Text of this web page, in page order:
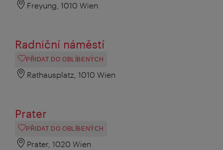
Freyung, 1010 Wien
Radniční náměstí
PŘIDAT DO OBLÍBENÝCH
Rathausplatz, 1010 Wien
Prater
PŘIDAT DO OBLÍBENÝCH
Prater, 1020 Wien